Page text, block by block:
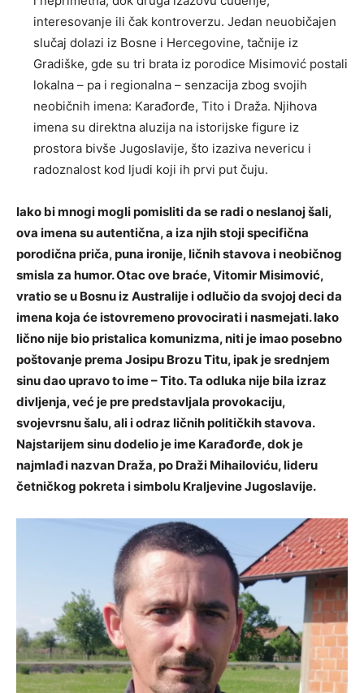
interesovanje ili čak kontroverzu. Jedan neuobičajen
slučaj dolazi iz Bosne i Hercegovine, tačnije iz
Gradiške, gde su tri brata iz porodice Misimović postali
lokalna – pa i regionalna – senzacija zbog svojih
neobičnih imena: Karađorđe, Tito i Draža. Njihova
imena su direktna aluzija na istorijske figure iz
prostora bivše Jugoslavije, što izaziva nevericu i
radoznalost kod ljudi koji ih prvi put čuju.
Iako bi mnogi mogli pomisliti da se radi o neslanoj šali,
ova imena su autentična, a iza njih stoji specifična
porodična priča, puna ironije, ličnih stavova i neobičnog
smisla za humor. Otac ove braće, Vitomir Misimović,
vratio se u Bosnu iz Australije i odlučio da svojoj deci da
imena koja će istovremeno provocirati i nasmejati. Iako
lično nije bio pristalica komunizma, niti je imao posebno
poštovanje prema Josipu Brozu Titu, ipak je srednjem
sinu dao upravo to ime – Tito. Ta odluka nije bila izraz
divljenja, već je pre predstavljala provokaciju,
svojevrsnu šalu, ali i odraz ličnih političkih stavova.
Najstarijem sinu dodelio je ime Karađorđe, dok je
najmlađi nazvan Draža, po Draži Mihailoviću, lideru
četničkog pokreta i simbolu Kraljevine Jugoslavije.